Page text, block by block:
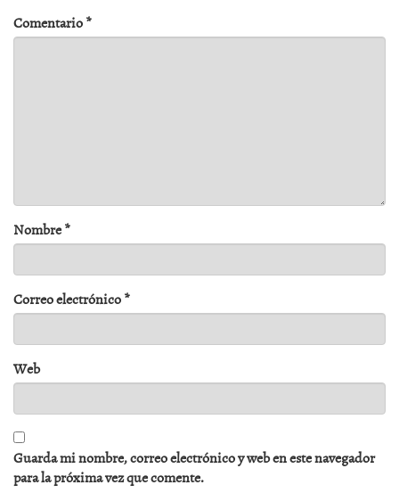
Comentario*
Nombre*
Correo electrónico*
Web
Guarda mi nombre, correo electrónico y web en este navegador
para la próxima vez que comente.